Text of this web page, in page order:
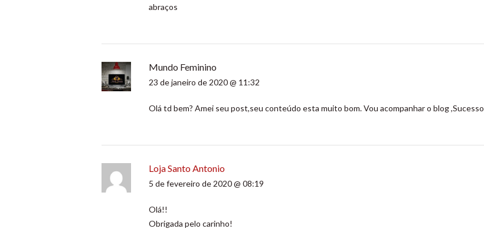
abraços
Mundo Feminino
23 de janeiro de 2020 @ 11:32
Olá td bem? Amei seu post,seu conteúdo esta muito bom. Vou acompanhar o blog ,Sucesso
Loja Santo Antonio
5 de fevereiro de 2020 @ 08:19
Olá!!
Obrigada pelo carinho!